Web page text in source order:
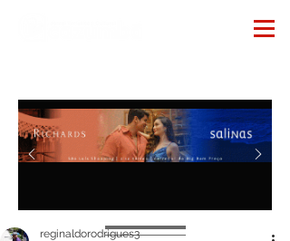
reginaldorodrigues3